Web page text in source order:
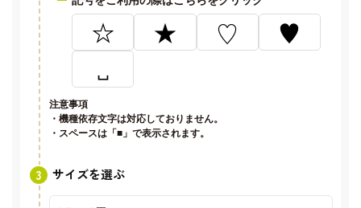
☆ ★ ♡
♥
␣
注意事項
・機種依存文字は対応しておりません。
・スペースは「■」で表示されます。
サイズを選ぶ